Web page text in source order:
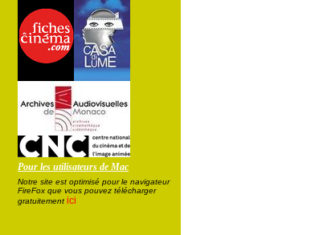
Pour les utilisateurs de Mac
Notre site est optimisé pour le navigateur
FireFox que vous pouvez télécharger
gratuitement ici